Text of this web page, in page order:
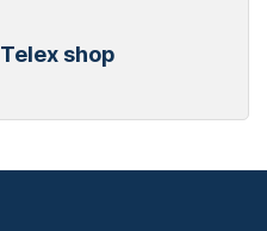
Telex shop